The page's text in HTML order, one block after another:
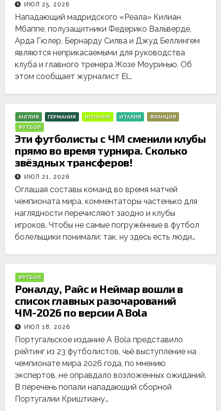
ИЮЛ 25, 2026
Нападающий мадридского «Реала» Килиан
Мбаппе, полузащитники Федерико Вальверде,
Арда Гюлер, Бернарду Силва и Джуд Беллингем
являются неприкасаемыми для руководства
клуба и главного тренера Жозе Моуринью. Об
этом сообщает журналист El…
АНГЛИЯ ГЕРМАНИЯ ИСПАНИЯ ИТАЛИЯ
ФРАНЦИЯ
ФУТБОЛ
Эти футболисты с ЧМ сменили клубы
прямо во время турнира. Сколько
звёздных трансферов!
ИЮЛ 21, 2026
Оглашая составы команд во время матчей
чемпионата мира, комментаторы частенько для
наглядности перечисляют заодно и клубы
игроков. Чтобы не самые погружённые в футбол
болельщики понимали: так, ну здесь есть люди…
ФУТБОЛ
Роналду, Райс и Неймар вошли в
список главных разочарований
ЧМ-2026 по версии A Bola
ИЮЛ 18, 2026
Португальское издание A Bola представило
рейтинг из 23 футболистов, чьё выступление на
чемпионате мира 2026 года, по мнению
экспертов, не оправдало возложенных ожиданий.
В перечень попали нападающий сборной
Португалии Криштиану…